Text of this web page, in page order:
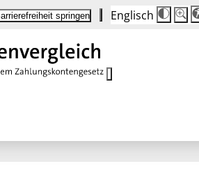
springen Englisch
Die
100%